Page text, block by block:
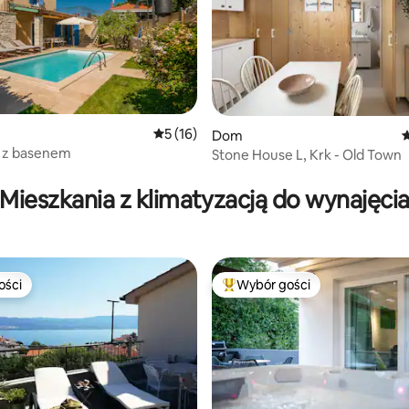
liczba recenzji: 29
Średnia ocena: 5 na 5, liczba recenzji: 16
5 (16)
z basenem
Dom
Stone House L, Krk - Old Town
Mieszkania z klimatyzacją do wynajęcia
Najpopularniejsze z kategorii
Wybór gości